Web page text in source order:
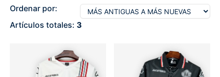
Ordenar por:
Artículos totales: 3